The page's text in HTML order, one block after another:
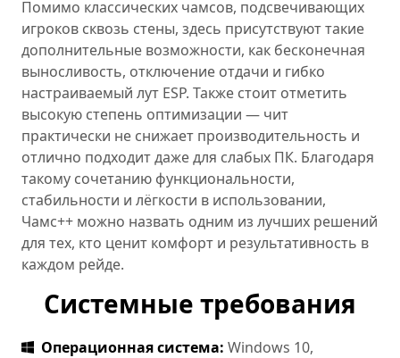
Помимо классических чамсов, подсвечивающих
игроков сквозь стены, здесь присутствуют такие
дополнительные возможности, как бесконечная
выносливость, отключение отдачи и гибко
настраиваемый лут ESP. Также стоит отметить
высокую степень оптимизации — чит
практически не снижает производительность и
отлично подходит даже для слабых ПК. Благодаря
такому сочетанию функциональности,
стабильности и лёгкости в использовании,
Чамс++ можно назвать одним из лучших решений
для тех, кто ценит комфорт и результативность в
каждом рейде.
Системные требования
Операционная система: Windows 10,